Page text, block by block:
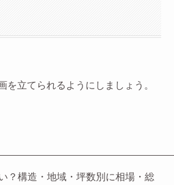
立てられるようにしましょう。
？構造・地域・坪数別に相場・総